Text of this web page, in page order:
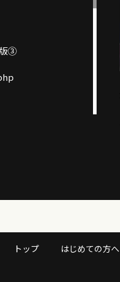
版③
etc/20260106/6025
トップ はじめての方へ